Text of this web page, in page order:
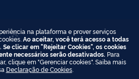
na plataforma e prover serviços
Ao aceitar, você terá acesso a todas
clicar em "Rejeitar Cookies", os cookies
necessários serão desativados. Para
clique em "Gerenciar cookies". Saiba mais
Declaração de Cookies.